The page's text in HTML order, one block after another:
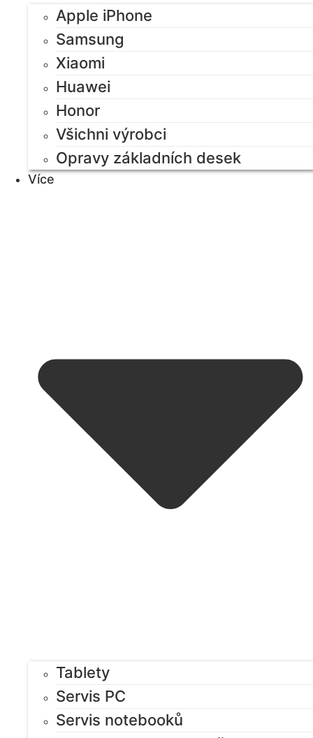
Apple iPhone
Samsung
Xiaomi
Huawei
Honor
Všichni výrobci
Opravy základních desek
Více
Tablety
Servis PC
Servis notebooků